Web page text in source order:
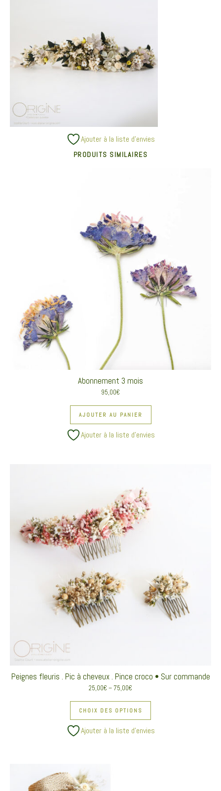
Ajouter à la liste d’envies
PRODUITS SIMILAIRES
Abonnement 3 mois
95,00€
AJOUTER AU PANIER
Ajouter à la liste d’envies
Peignes fleuris . Pic à cheveux . Pince croco • Sur commande
25,00€ – 75,00€
CHOIX DES OPTIONS
Ce produit a plusieurs
Ajouter à la liste d’envies